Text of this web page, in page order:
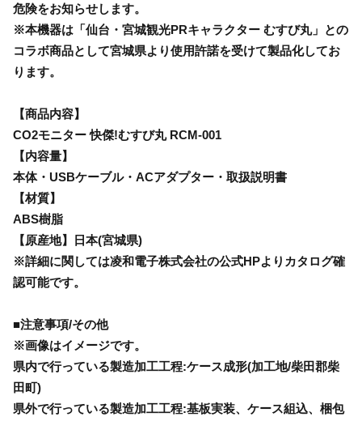
危険をお知らせします。
※本機器は「仙台・宮城観光PRキャラクター むすび丸」との
コラボ商品として宮城県より使用許諾を受けて製品化してお
ります。
【商品内容】
CO2モニター 快傑!むすび丸 RCM-001
【内容量】
本体・USBケーブル・ACアダプター・取扱説明書
【材質】
ABS樹脂
【原産地】日本(宮城県)
※詳細に関しては凌和電子株式会社の公式HPよりカタログ確
認可能です。
■注意事項/その他
※画像はイメージです。
県内で行っている製造加工工程:ケース成形(加工地/柴田郡柴
田町)
県外で行っている製造加工工程:基板実装、ケース組込、梱包